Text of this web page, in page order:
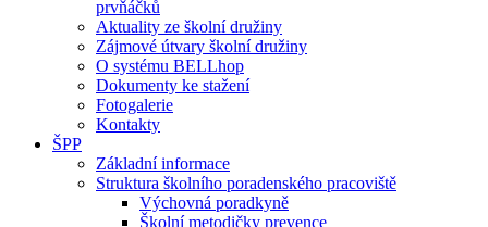
prvňáčků
Aktuality ze školní družiny
Zájmové útvary školní družiny
O systému BELLhop
Dokumenty ke stažení
Fotogalerie
Kontakty
ŠPP
Základní informace
Struktura školního poradenského pracoviště
Výchovná poradkyně
Školní metodičky prevence